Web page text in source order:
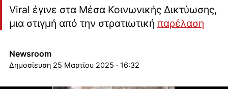
Viral έγινε στα Μέσα Κοινωνικής Δικτύωσης,
μια στιγμή από την στρατιωτική παρέλαση
Newsroom
25 Μαρτίου 2025 · 16:32